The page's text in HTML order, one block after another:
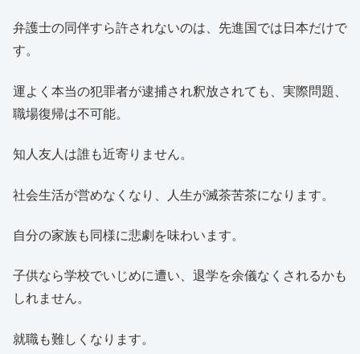
弁護士の同伴すら許されないのは、先進国では日本だけで
す。
運よく本当の犯罪者が逮捕され釈放されても、実際問題、
職場復帰は不可能。
知人友人は誰も近寄りません。
社会生活が営めなくなり、人生が滅茶苦茶になります。
自分の家族も同様に悲劇を味わいます。
子供なら学校でいじめに遭い、退学を余儀なくされるかも
しれません。
就職も難しくなります。